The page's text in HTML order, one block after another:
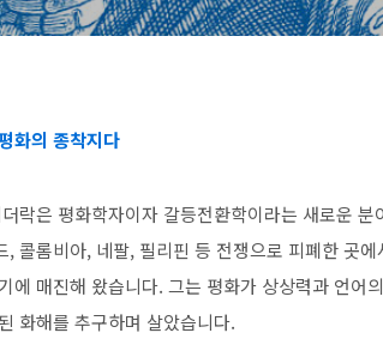
화의 종착지다
락은 평화학자이자 갈등전환학이라는 새로운
, 콜롬비아, 네팔, 필리핀 등 전쟁으로 피폐한 곳
에 매진해 왔습니다. 그는 평화가 상상력과 언어
화해를 추구하며 살았습니다.